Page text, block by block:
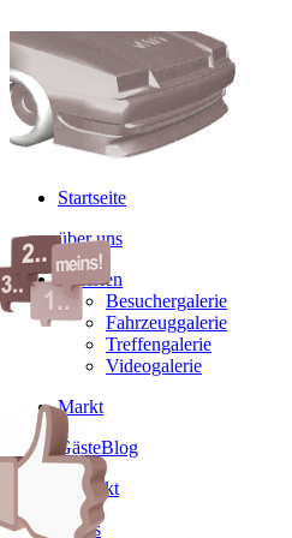
Startseite
über uns
Galerien
Besuchergalerie
Fahrzeuggalerie
Treffengalerie
Videogalerie
Markt
GästeBlog
Kontakt
Links